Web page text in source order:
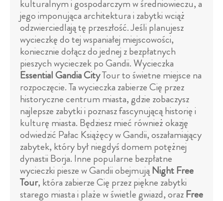
kulturalnym i gospodarczym w średniowieczu, a
jego imponująca architektura i zabytki wciąż
odzwierciedlają tę przeszłość. Jeśli planujesz
wycieczkę do tej wspaniałej miejscowości,
koniecznie dołącz do jednej z bezpłatnych
pieszych wycieczek po Gandii. Wycieczka
Essential Gandia CityTour to świetne miejsce na
rozpoczęcie. Ta wycieczka zabierze Cię przez
historyczne centrum miasta, gdzie zobaczysz
najlepsze zabytki i poznasz fascynującą historię i
kulturę miasta. Będziesz mieć również okazję
odwiedzić Pałac Książęcy w Gandii, oszałamiający
zabytek, który był niegdyś domem potężnej
dynastii Borja. Inne popularne bezpłatne
wycieczki piesze w Gandii obejmują Night Free
Tour, która zabierze Cię przez piękne zabytki
starego miasta i plaże w świetle gwiazd, orazFree